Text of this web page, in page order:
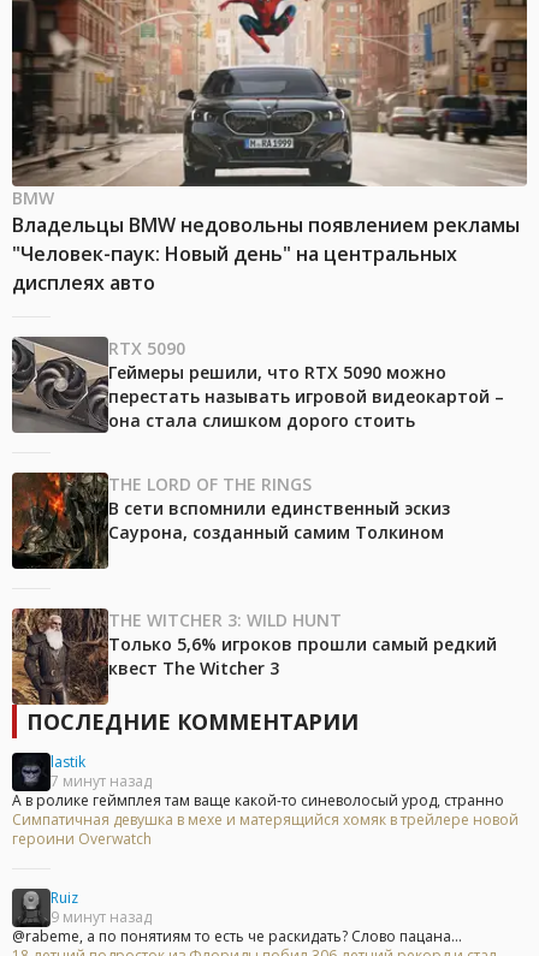
BMW
Владельцы BMW недовольны появлением рекламы
"Человек-паук: Новый день" на центральных
дисплеях авто
RTX 5090
Геймеры решили, что RTX 5090 можно
перестать называть игровой видеокартой –
она стала слишком дорого стоить
THE LORD OF THE RINGS
В сети вспомнили единственный эскиз
Саурона, созданный самим Толкином
THE WITCHER 3: WILD HUNT
Только 5,6% игроков прошли самый редкий
квест The Witcher 3
ПОСЛЕДНИЕ КОММЕНТАРИИ
lastik
7 минут назад
А в ролике геймплея там ваще какой-то синеволосый урод, странно
Симпатичная девушка в мехе и матерящийся хомяк в трейлере новой
героини Overwatch
Ruiz
9 минут назад
@rabeme, а по понятиям то есть че раскидать? Слово пацана...